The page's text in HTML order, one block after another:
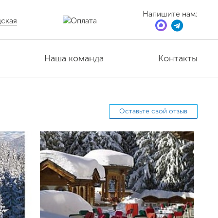
Напишите нам:
Наша команда Контакты
Оставьте свой отзыв